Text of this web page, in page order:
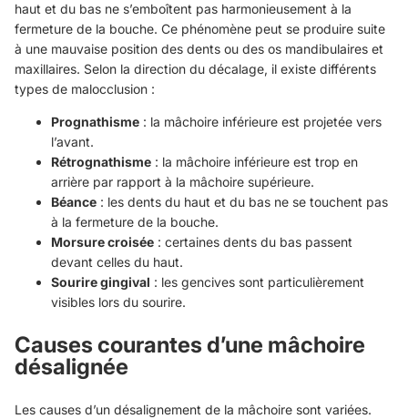
haut et du bas ne s’emboîtent pas harmonieusement à la
fermeture de la bouche. Ce phénomène peut se produire suite
à une mauvaise position des dents ou des os mandibulaires et
maxillaires. Selon la direction du décalage, il existe différents
types de malocclusion :
Prognathisme : la mâchoire inférieure est projetée vers
l’avant.
Rétrognathisme : la mâchoire inférieure est trop en
arrière par rapport à la mâchoire supérieure.
Béance : les dents du haut et du bas ne se touchent pas
à la fermeture de la bouche.
Morsure croisée : certaines dents du bas passent
devant celles du haut.
Sourire gingival : les gencives sont particulièrement
visibles lors du sourire.
Causes courantes d’une mâchoire
désalignée
Les causes d’un désalignement de la mâchoire sont variées.